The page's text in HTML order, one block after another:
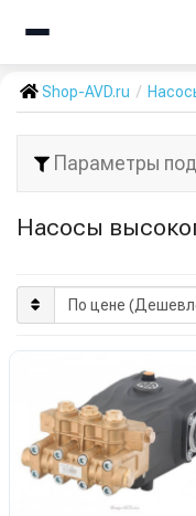
Shop-AVD.ru
Параметры
Насосы